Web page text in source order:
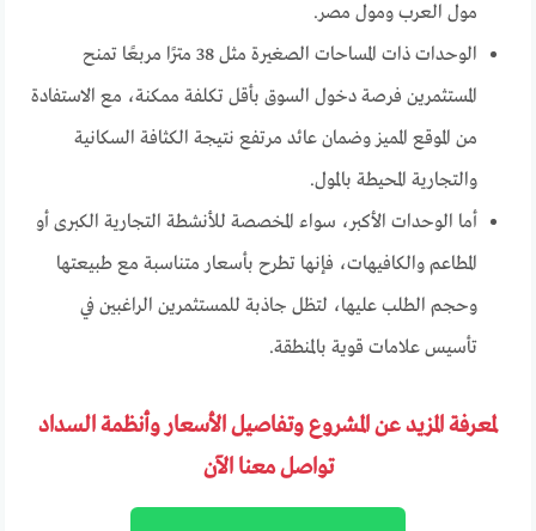
مول العرب ومول مصر.
الوحدات ذات المساحات الصغيرة مثل 38 مترًا مربعًا تمنح
المستثمرين فرصة دخول السوق بأقل تكلفة ممكنة، مع الاستفادة
من الموقع المميز وضمان عائد مرتفع نتيجة الكثافة السكانية
والتجارية المحيطة بالمول.
أما الوحدات الأكبر، سواء المخصصة للأنشطة التجارية الكبرى أو
المطاعم والكافيهات، فإنها تطرح بأسعار متناسبة مع طبيعتها
وحجم الطلب عليها، لتظل جاذبة للمستثمرين الراغبين في
تأسيس علامات قوية بالمنطقة.
لمعرفة المزيد عن المشروع وتفاصيل الأسعار وأنظمة السداد
تواصل معنا الآن